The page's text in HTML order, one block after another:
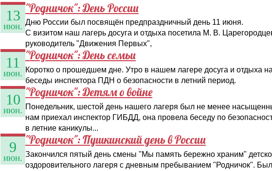
13
июн.
"Родничок": День России
Дню России был посвящён предпраздничный день 11 июня.
С визитом наш лагерь досуга и отдыха посетила М. В.
руководитель "Движения Первых",
11
июн.
"Родничок": День семьи
Коротко о прошедшем дне. Утро в нашем лагере досуга и отдыха
беседы инспектора ПДН о безопасности в летний период.
10
июн.
"Родничок": Детям о войне
Понедельник, шестой день нашего лагеря был не менее
нам приехал инспектор ГИБДД, она провела беседу по
в летние каникулы...
9
июн.
"Родничок": Пушкинский день в России
Закончился пятый день смены "Мы память бережно храним"
оздоровительного лагеря с дневным пребыванием "Родничок".